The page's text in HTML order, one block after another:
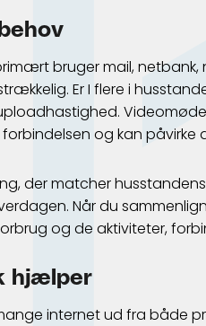
bruger mail,
Er I flere i
forbindelsen og kan påvirke
der matcher
Når du
og de aktiviteter,
hjælper
internet ud fra både